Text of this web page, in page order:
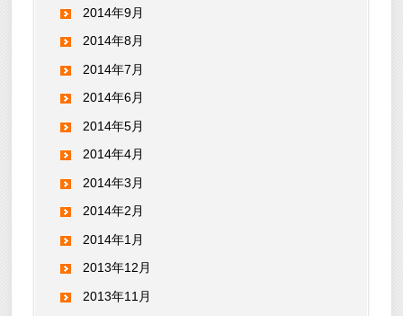
2014年9月
2014年8月
2014年7月
2014年6月
2014年5月
2014年4月
2014年3月
2014年2月
2014年1月
2013年12月
2013年11月